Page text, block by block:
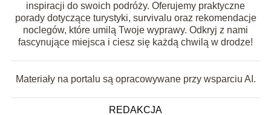
inspiracji do swoich podróży. Oferujemy praktyczne
porady dotyczące turystyki, survivalu oraz rekomendacje
noclegów, które umilą Twoje wyprawy. Odkryj z nami
fascynujące miejsca i ciesz się każdą chwilą w drodze!
Materiały na portalu są opracowywane przy wsparciu AI.
REDAKCJA